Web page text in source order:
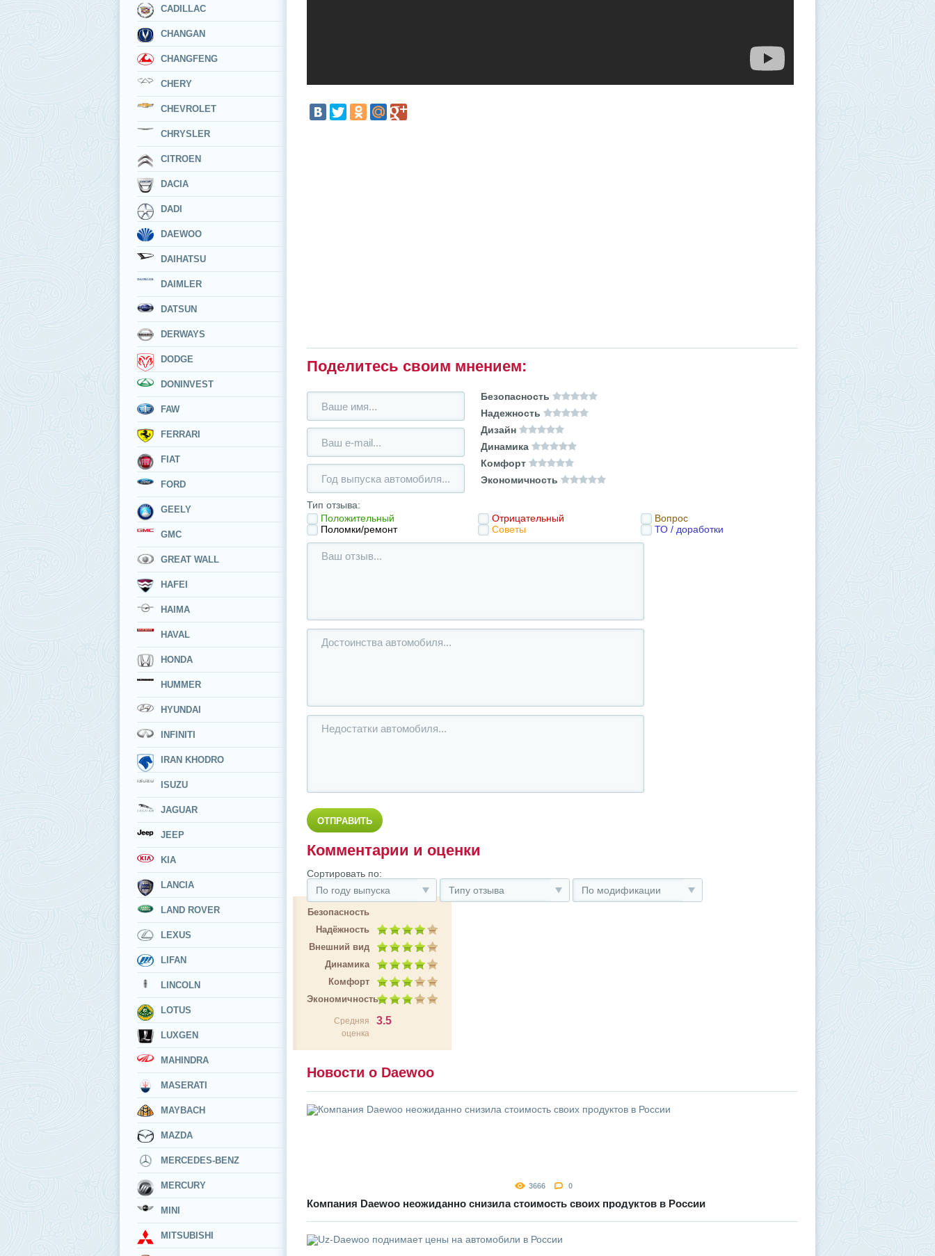
CADILLAC
CHANGAN
CHANGFENG
CHERY
CHEVROLET
CHRYSLER
CITROEN
DACIA
DADI
DAEWOO
DAIHATSU
DAIMLER
DATSUN
DERWAYS
DODGE
DONINVEST
FAW
FERRARI
FIAT
FORD
GEELY
GMC
GREAT WALL
HAFEI
HAIMA
HAVAL
HONDA
HUMMER
HYUNDAI
INFINITI
IRAN KHODRO
ISUZU
JAGUAR
JEEP
KIA
LANCIA
LAND ROVER
LEXUS
LIFAN
LINCOLN
LOTUS
LUXGEN
MAHINDRA
MASERATI
MAYBACH
MAZDA
MERCEDES-BENZ
MERCURY
MINI
MITSUBISHI
Поделитесь своим мнением:
Безопасность
Надежность
Дизайн
Динамика
Комфорт
Экономичность
Тип отзыва:
Положительный
Отрицательный
Вопрос
Поломки/ремонт
Советы ТО / доработки
Комментарии и оценки
Сортировать по:
По году выпуска
Типу отзыва По модификации
Безопасность
Надёжность
Внешний вид
Динамика
Комфорт
Экономичность
Средняя
оценка
3.5
Новости о Daewoo
3666 0
Компания Daewoo неожиданно снизила стоимость своих продуктов в России